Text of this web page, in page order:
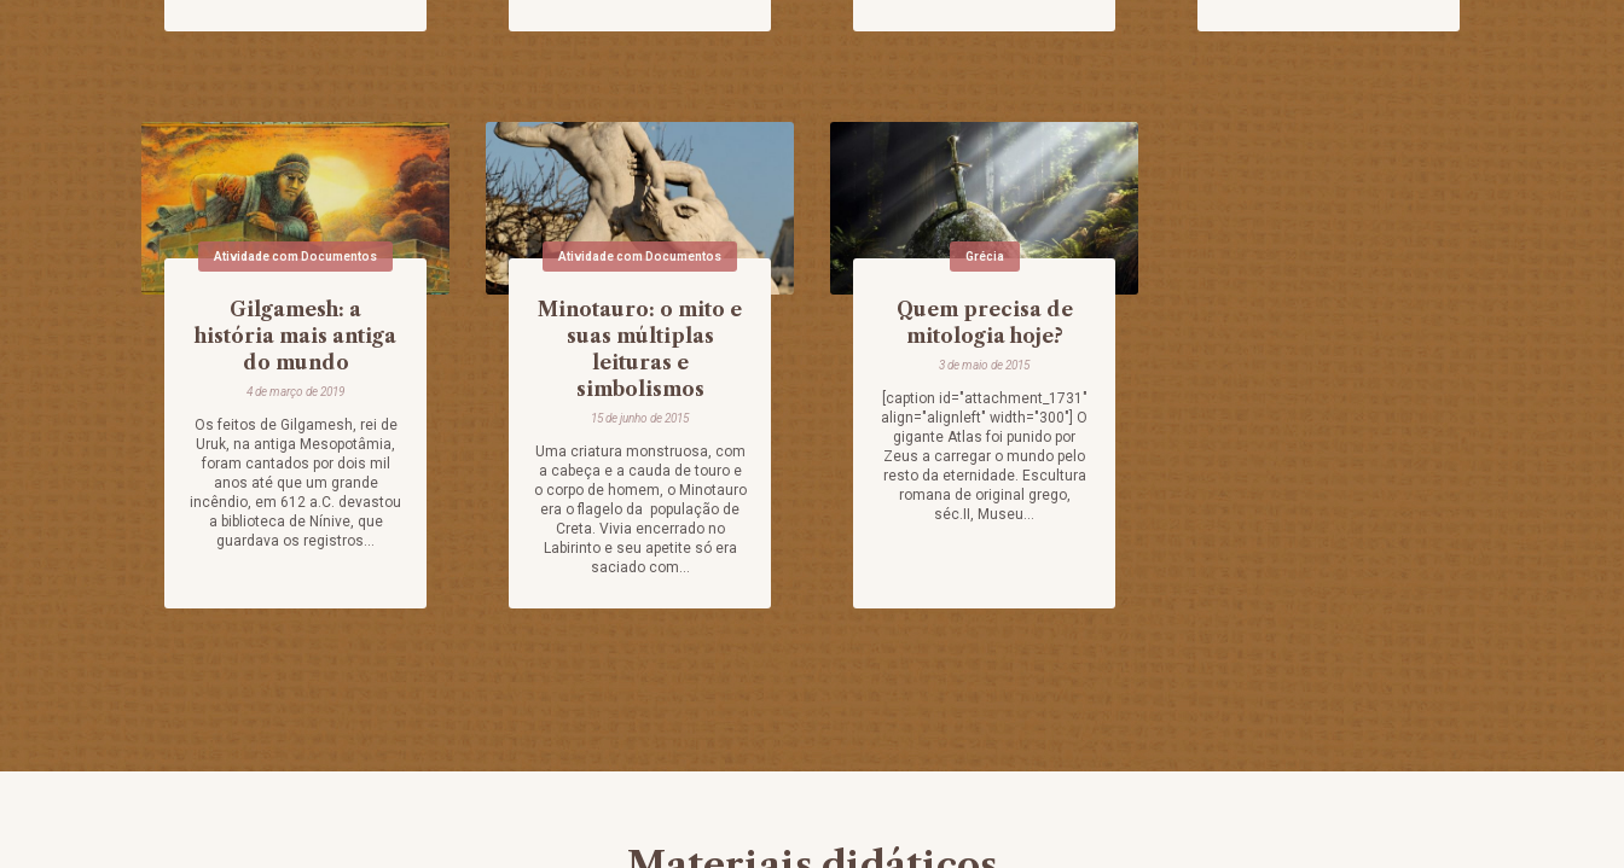
Atividade com Documentos
Gilgamesh: a
história mais antiga
do mundo
4 de março de 2019
Os feitos de Gilgamesh, rei de
Uruk, na antiga Mesopotâmia,
foram cantados por dois mil
anos até que um grande
incêndio, em 612 a.C. devastou
a biblioteca de Nínive, que
guardava os registros...
Atividade com Documentos
Minotauro: o mito e
suas múltiplas
leituras e
simbolismos
15 de junho de 2015
Uma criatura monstruosa, com
a cabeça e a cauda de touro e
o corpo de homem, o Minotauro
era o flagelo da população de
Creta. Vivia encerrado no
Labirinto e seu apetite só era
saciado com...
Grécia
Quem precisa de
mitologia hoje?
3 de maio de 2015
[caption id="attachment_1731"
align="alignleft" width="300"] O
gigante Atlas foi punido por
Zeus a carregar o mundo pelo
resto da eternidade. Escultura
romana de original grego,
séc.II, Museu...